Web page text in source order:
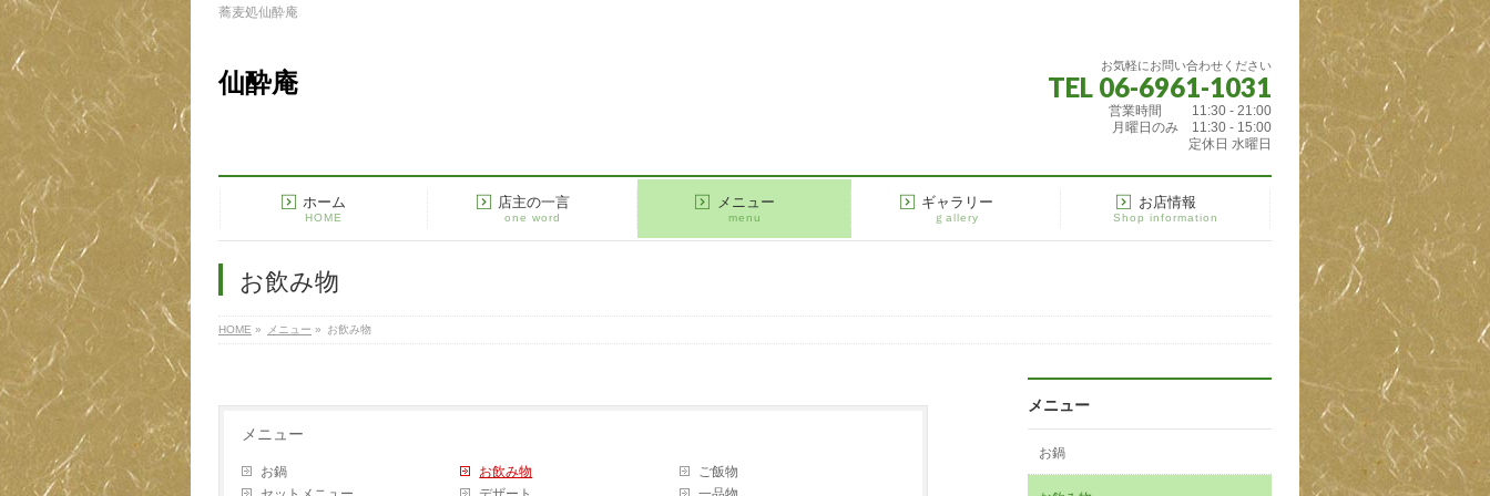
蕎麦処仙酔庵
仙酔庵
お気軽にお問い合わせください
TEL 06-6961-1031
営業時間 11:30 - 21:00
月曜日のみ 11:30 - 15:00
定休日 水曜日
ホーム
HOME
店主の一言
one word
メニュー
menu
ギャラリー
ｇallery
お店情報
Shop information
お飲み物
HOME » メニュー » お飲み物
メニュー
お鍋 お飲み物
ご飯物
メニュー
お鍋